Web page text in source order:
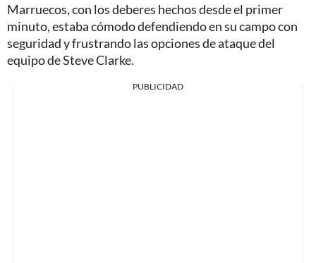
Marruecos, con los deberes hechos desde el primer
minuto, estaba cómodo defendiendo en su campo con
seguridad y frustrando las opciones de ataque del
equipo de Steve Clarke.
PUBLICIDAD